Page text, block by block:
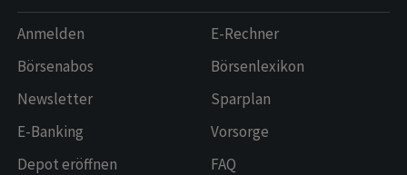
Anmelden
Börsenabos
Newsletter
E-Banking
Depot eröffnen
E-Rechner
Börsenlexikon
Sparplan
Vorsorge
FAQ